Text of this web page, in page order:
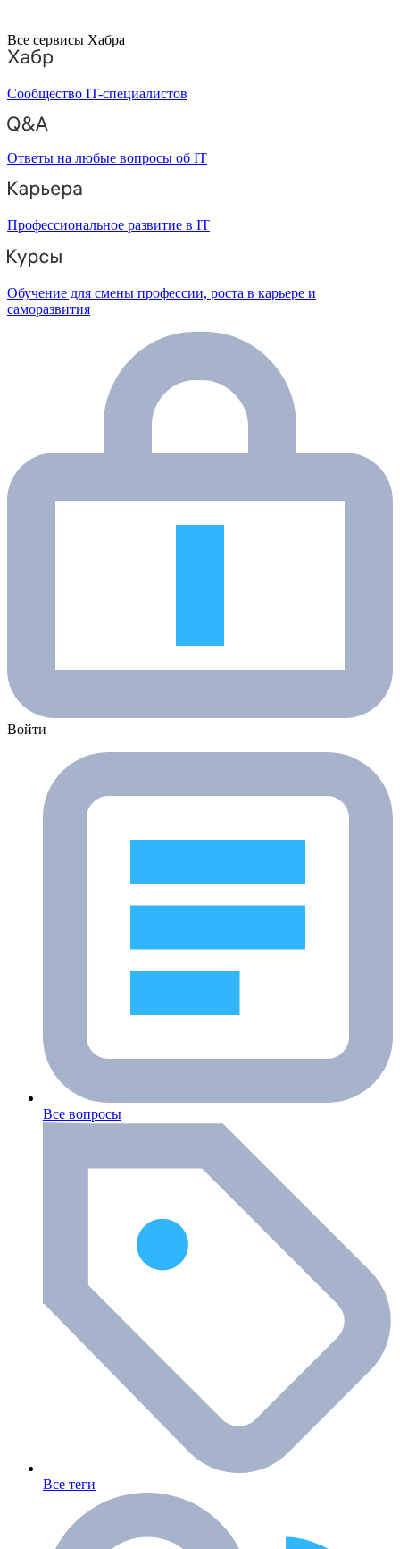
Все сервисы Хабра
Сообщество IT-специалистов
Ответы на любые вопросы об IT
Профессиональное развитие в IT
Обучение для смены профессии, роста в карьере и
саморазвития
Войти
Все вопросы
Все теги